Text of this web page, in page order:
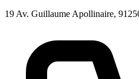
19 Av. Guillaume Apollinaire,